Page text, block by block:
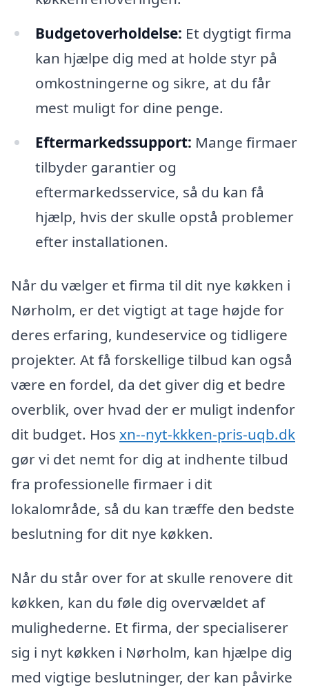
Budgetoverholdelse: Et dygtigt firma
kan hjælpe dig med at holde styr på
omkostningerne og sikre, at du får
mest muligt for dine penge.
Eftermarkedssupport: Mange firmaer
tilbyder garantier og
eftermarkedsservice, så du kan få
hjælp, hvis der skulle opstå problemer
efter installationen.
Når du vælger et firma til dit nye køkken i
Nørholm, er det vigtigt at tage højde for
deres erfaring, kundeservice og tidligere
projekter. At få forskellige tilbud kan også
være en fordel, da det giver dig et bedre
overblik, over hvad der er muligt indenfor
dit budget. Hos xn--nyt-kkken-pris-uqb.dk
gør vi det nemt for dig at indhente tilbud
fra professionelle firmaer i dit
lokalområde, så du kan træffe den bedste
beslutning for dit nye køkken.
Når du står over for at skulle renovere dit
køkken, kan du føle dig overvældet af
mulighederne. Et firma, der specialiserer
sig i nyt køkken i Nørholm, kan hjælpe dig
med vigtige beslutninger, der kan påvirke